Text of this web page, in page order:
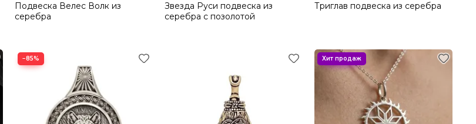
Подвеска Велес Волк из
серебра
Звезда Руси подвеска из
серебра с позолотой
Триглав подвеска из серебра
−85%